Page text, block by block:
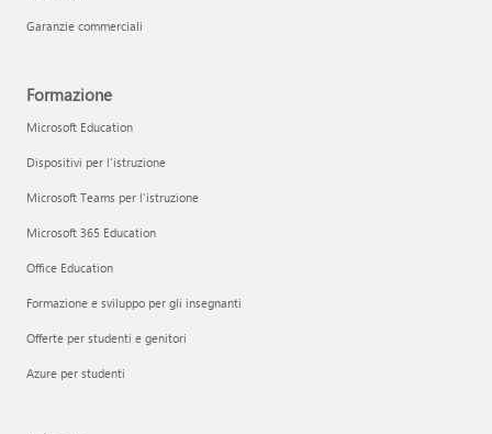
Garanzie commerciali
Formazione
Microsoft Education
Dispositivi per l'istruzione
Microsoft Teams per l'istruzione
Microsoft 365 Education
Office Education
Formazione e sviluppo per gli insegnanti
Offerte per studenti e genitori
Azure per studenti